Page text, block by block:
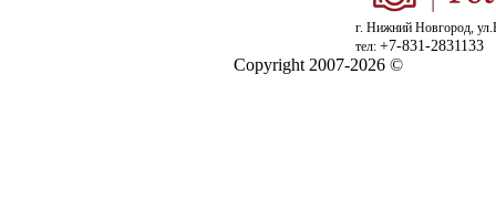
г. Нижний Новгород,
тел: +7-831-2831133
Copyright 2007-2026 ©